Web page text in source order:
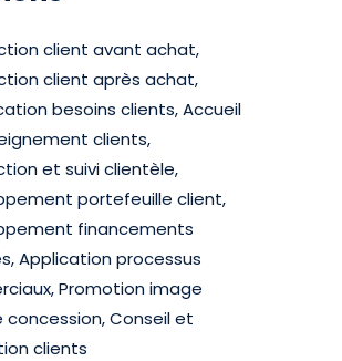
client avant achat,
client après achat,
besoins clients, Accueil
clients,
et suivi clientèle,
portefeuille client,
financements
Application processus
Promotion image
concession, Conseil et
clients